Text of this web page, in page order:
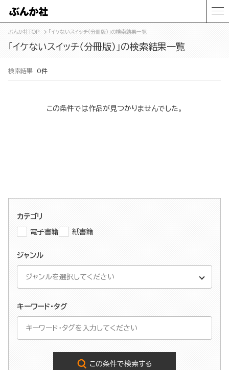
ぶんか社TOP 「イケないスイッチ（分冊版）」の検索結果一覧
「イケないスイッチ（分冊版）」の検索結果一覧
検索結果 0件
この条件では作品が見つかりませんでした。
カテゴリ
電子書籍 紙書籍
ジャンル
キーワード・タグ
この条件で検索する